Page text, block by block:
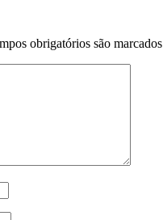
obrigatórios são